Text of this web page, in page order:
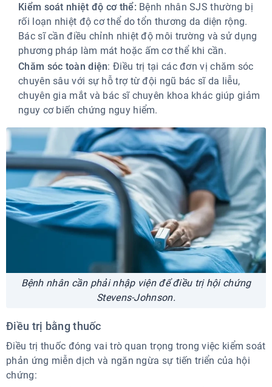
Kiểm soát nhiệt độ cơ thể: Bệnh nhân SJS thường bị
rối loạn nhiệt độ cơ thể do tổn thương da diện rộng.
Bác sĩ cần điều chỉnh nhiệt độ môi trường và sử dụng
phương pháp làm mát hoặc ấm cơ thể khi cần.
Chăm sóc toàn diện: Điều trị tại các đơn vị chăm sóc
chuyên sâu với sự hỗ trợ từ đội ngũ bác sĩ da liễu,
chuyên gia mắt và bác sĩ chuyên khoa khác giúp giảm
nguy cơ biến chứng nguy hiểm.
Bệnh nhân cần phải nhập viện để điều trị hội chứng
Stevens-Johnson.
Điều trị bằng thuốc
Điều trị thuốc đóng vai trò quan trọng trong việc kiểm soát
phản ứng miễn dịch và ngăn ngừa sự tiến triển của hội
chứng: